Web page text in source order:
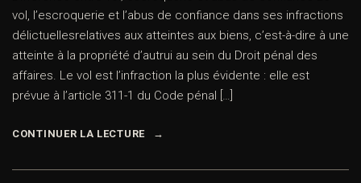
vol, l’escroquerie et l’abus de confiance dans ses infractions
délictuellesrelatives aux atteintes aux biens, c’est-à-dire à une
atteinte à la propriété d’autrui au sein du Droit pénal des
affaires. Le vol est l’infraction la plus évidente : elle est
prévue à l’article 311-1 du Code pénal […]
CONTINUER LA LECTURE